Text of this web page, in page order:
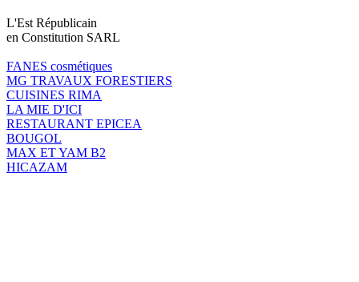
L'Est Républicain
en Constitution SARL
FANES cosmétiques
MG TRAVAUX FORESTIERS
CUISINES RIMA
LA MIE D'ICI
RESTAURANT EPICEA
BOUGOL
MAX ET YAM B2
HICAZAM